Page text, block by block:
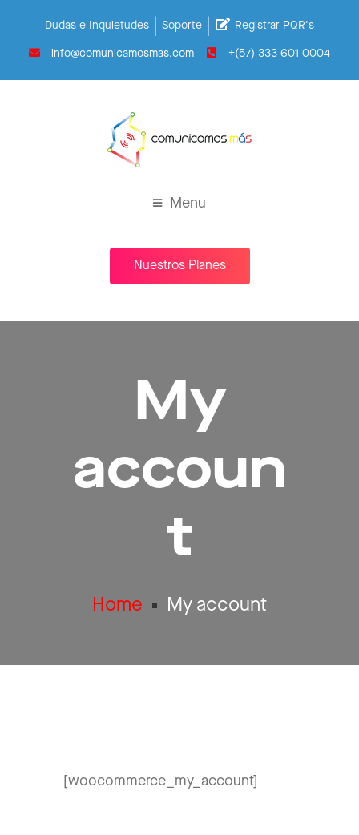
Dudas e Inquietudes Soporte Registrar PQR's
info@comunicamosmas.com +(57) 333 601 0004
Menu
Nuestros Planes
My
accoun
t
Home My account
[woocommerce_my_account]